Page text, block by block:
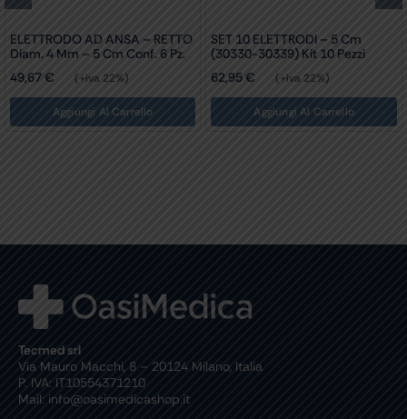
ELETTRODO AD ANSA – RETTO
Diam. 4 Mm – 5 Cm Conf. 6 Pz.
49,67€ (+iva 22%)
Aggiungi Al Carrello
SET 10 ELETTRODI – 5 Cm
(30330-30339) Kit 10 Pezzi
62,95 € (+iva 22%)
Aggiungi Al Carrello
Tecmed srl
Via Mauro Macchi, 8 – 20124 Milano, Italia
P. IVA: IT10554371210
Mail: info@oasimedicashop.it